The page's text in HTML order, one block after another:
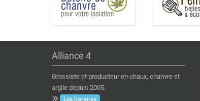
Alliance 4
Grossiste et producteur en chaux, chanvre et
argile depuis 2005.
Les horaires